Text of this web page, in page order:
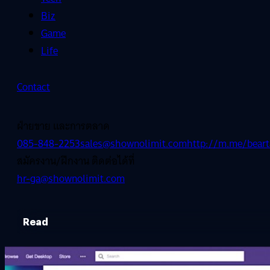
Biz
Game
Life
Contact
ฝ่ายขาย และการตลาด
085-848-2253sales@shownolimit.comhttp://m.me/
สมัครงาน/ฝึกงาน ติดต่อได้ที่
hr-ga@shownolimit.com
Read